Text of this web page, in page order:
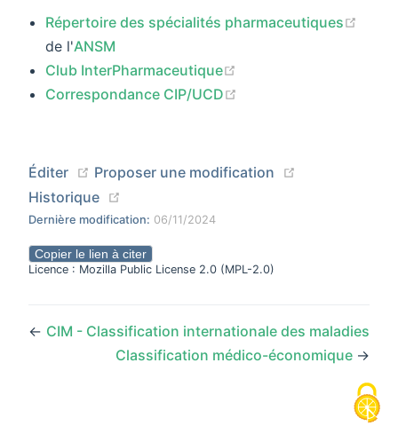
Répertoire des spécialités pharmaceutiques
de l'ANSM
Club InterPharmaceutique
Correspondance CIP/UCD
Éditer (opens new window)
Proposer une modification
Historique
Dernière modification: 06/11/2024
Copier le lien à citer
Licence : Mozilla Public License 2.0 (MPL-2.0)
← CIM - Classification internationale des maladies
Classification médico-économique →